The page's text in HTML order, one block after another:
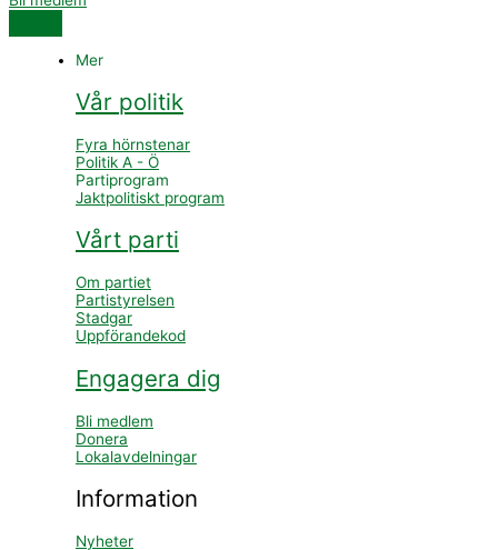
Mer
Vår politik
Fyra hörnstenar
Politik A - Ö
Partiprogram
Jaktpolitiskt program
Vårt parti
Om partiet
Partistyrelsen
Stadgar
Uppförandekod
Engagera dig
Bli medlem
Donera
Lokalavdelningar
Information
Nyheter